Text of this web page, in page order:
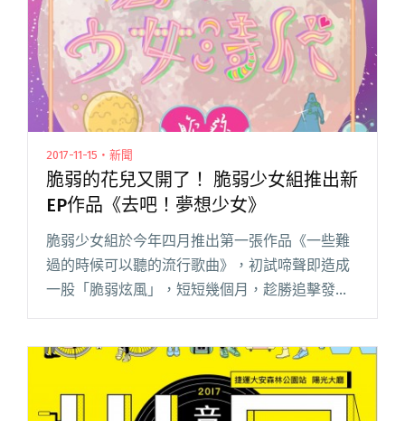
2017-11-15・新聞
脆弱的花兒又開了！ 脆弱少女組推出新
EP作品《去吧！夢想少女》
脆弱少女組於今年四月推出第一張作品《一些難
過的時候可以聽的流行歌曲》，初試啼聲即造成
一股「脆弱炫風」，短短幾個月，趁勝追擊發行
的孤單〉，更收錄每次表演開頭閱讀全文 "脆弱
的花兒又開了！ 脆弱少女組推出新EP作品《去
吧！夢想少女》"